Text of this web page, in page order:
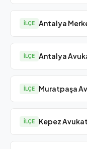
İLÇE Antalya
İLÇE Antalya
İLÇE Muratpaşa
İLÇE Kepez